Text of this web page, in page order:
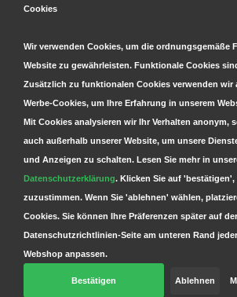
© Copyright 2026 Parts4GSM - Design by
Cookies
Wir verwenden Cookies, um die ordnungsgemäße
Website zu gewährleisten. Funktionale Cookies
Zusätzlich zu funktionalen Cookies verwenden wir
Werbe-Cookies, um Ihre Erfahrung in unserem
Mit Cookies analysieren wir Ihr Verhalten anonym,
auch außerhalb unserer Website, um unsere
und Anzeigen zu schalten. Lesen Sie mehr in
Datenschutzerklärung. Klicken Sie auf
zuzustimmen. Wenn Sie 'ablehnen' wählen,
Cookies. Sie können Ihre Präferenzen später auf der
Datenschutzrichtlinien-Seite am unteren Rand
Webshop anpassen.
Bestätigen Ablehnen